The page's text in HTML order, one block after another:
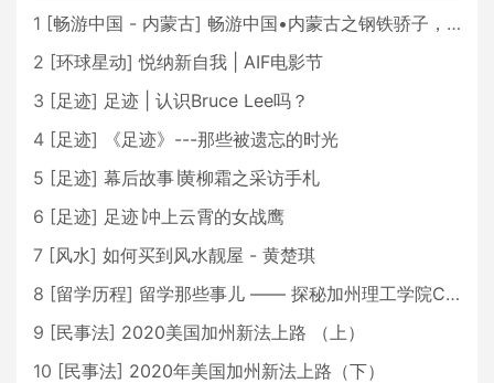
1 [畅游中国 - 内蒙古] 畅游中国•内蒙古之钢铁骄子，魅力包头
2 [环球星动] 悦纳新自我 | AIF电影节
3 [足迹] 足迹 | 认识Bruce Lee吗？
4 [足迹]
《足迹》---那些被遗忘的时光
5 [足迹] 幕后故事∣黄柳霜之采访手札
6 [足迹] 足迹∣冲上云霄的女战鹰
7 [风水] 如何买到风水靓屋 - 黄楚琪
8 [留学历程] 留学那些事儿 —— 探秘加州理工学院Caltech博士生活 [上集]
9 [民事法] 2020美国加州新法上路 （上）
10 [民事法] 2020年美国加州新法上路（下）